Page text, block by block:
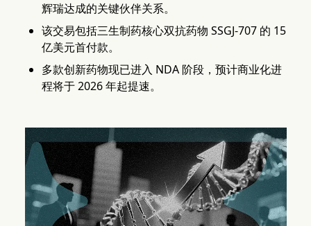
辉瑞达成的关键伙伴关系。
该交易包括三生制药核心双抗药物 SSGJ-707 的 15
亿美元首付款。
多款创新药物现已进入 NDA 阶段，预计商业化进
程将于 2026 年起提速。